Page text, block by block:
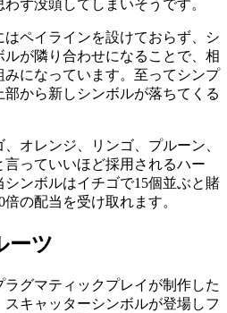
ず没頭してしまいそうです。
はペイラインを設けておらず 、シ
が隣り合わせになることで、相
になっています。至ってシンプ
から新しシンボルが落ちてくる
オレンジ、リンゴ、プルーン、
っていいほど採用されるハー
シンボルはイチゴで15個並ぶと賭
の配当を受け取れます。
ーツ
グマティックプレイが制作した
キャッターシンボルが登場しフ